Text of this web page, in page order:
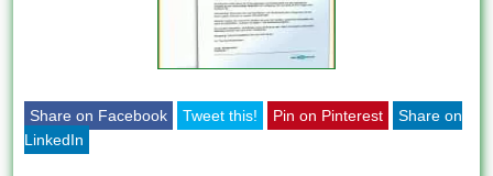
Share on Facebook Tweet this! Pin on Pinterest
Share on
LinkedIn